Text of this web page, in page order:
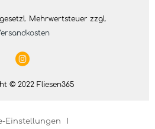
Mehrwertsteuer zzgl.
© 2022 Fliesen365
Einstellungen